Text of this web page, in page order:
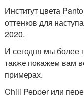
Институт цвета
оттенков для
2020.
И сегодня мы более
также покажем вам
примерах.
Chili Pepper или